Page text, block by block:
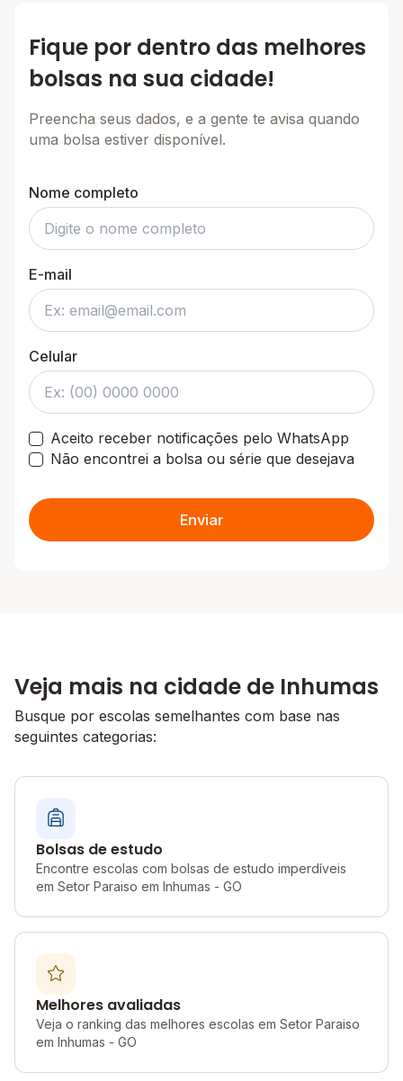
Fique por dentro das melhores
bolsas na sua cidade!
Preencha seus dados, e a gente te avisa quando
uma bolsa estiver disponível.
Nome completo
E-mail
Celular
Aceito receber notificações pelo WhatsApp
Não encontrei a bolsa ou série que desejava
Enviar
Veja mais na cidade de Inhumas
Busque por escolas semelhantes com base nas
seguintes categorias:
Bolsas de estudo
Encontre escolas com bolsas de estudo imperdíveis
em Setor Paraiso em Inhumas - GO
Melhores avaliadas
Veja o ranking das melhores escolas em Setor Paraiso
em Inhumas - GO